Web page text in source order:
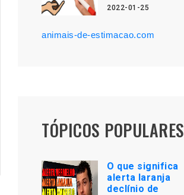
2022-01-25
animais-de-estimacao.com
TÓPICOS POPULARES
O que significa
alerta laranja
declínio de